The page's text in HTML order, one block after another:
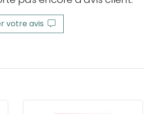
votre avis